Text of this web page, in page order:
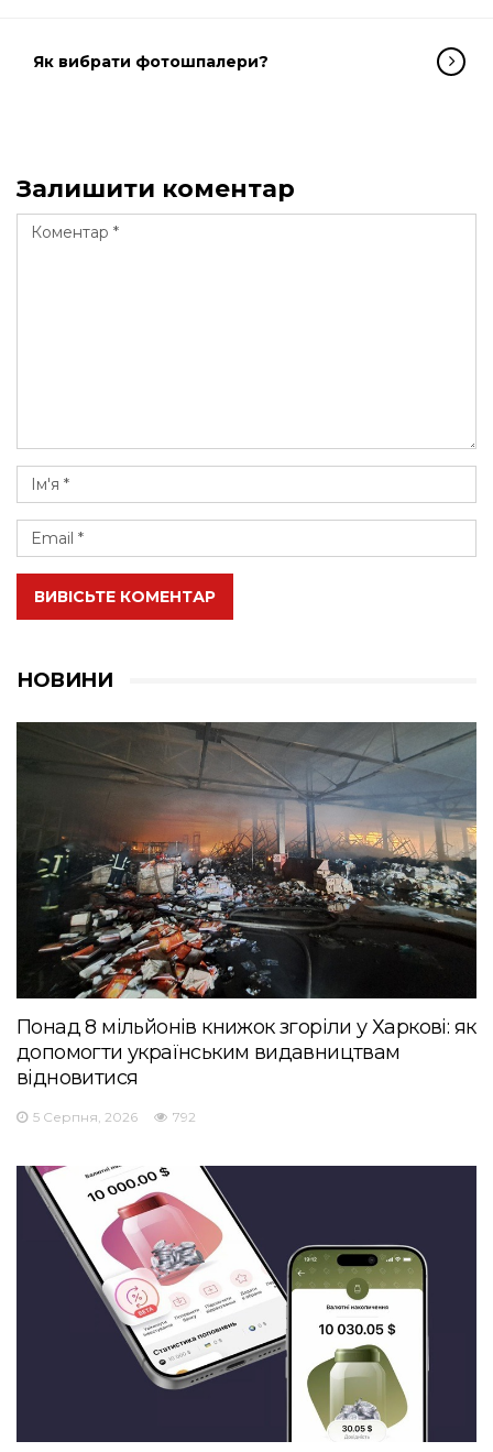
Як вибрати фотошпалери?
Залишити коментар
ВИВІСЬТЕ КОМЕНТАР
НОВИНИ
Понад 8 мільйонів книжок згоріли у Харкові: як
допомогти українським видавництвам
відновитися
5 Серпня, 2026 792